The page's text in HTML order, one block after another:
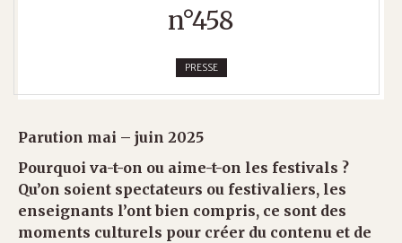
n°458
PRESSE
Parution mai – juin 2025
Pourquoi va-t-on ou aime-t-on les festivals ?
Qu’on soient spectateurs ou festivaliers, les
enseignants l’ont bien compris, ce sont des
moments culturels pour créer du contenu et de